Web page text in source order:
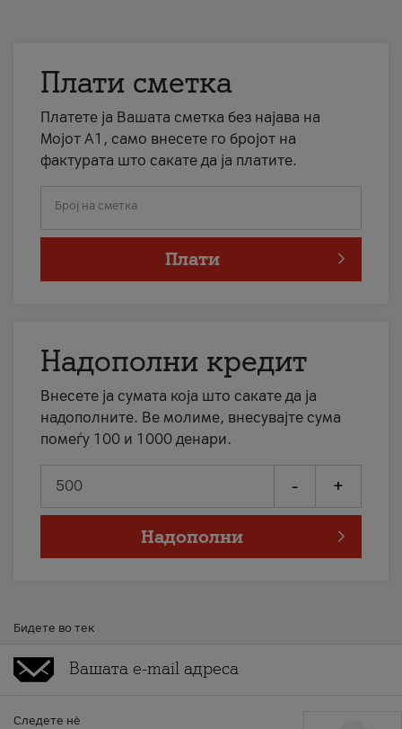
Плати сметка
Платете ја Вашата сметка без најава на
Мојот А1, само внесете го бројот на
фактурата што сакате да ја платите.
Број на сметка
Плати
Надополни кредит
Внесете ја сумата која што сакате да ја
надополните. Ве молиме, внесувајте сума
помеѓу 100 и 1000 денари.
- +
Надополни
Бидете во тек
Следете нè